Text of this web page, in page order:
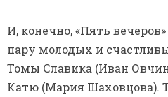
И, конечно, «Пять
пару молодых и
Томы Славика (Иван
Катю (Мария Шаховцова).